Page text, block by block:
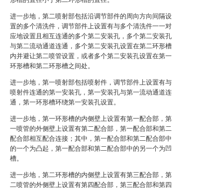
进一步地，第二喷射部包括沿调节部件的周向方向间隔设
置的多个清洗件，调节部件上设置有与多个清洗件一一对
应地设置且相互连通的多个第二安装孔，多个第二安装孔
与第二流动通道连通，多个第二安装孔设置在第二环形槽
内并避让第二喷管设置，或者多个第二安装孔设置在第一
环形槽和第二环形槽之间处。
进一步地，第一喷射部包括喷射件，调节部件上设置有与
喷射件连通的第一安装孔，第一安装孔与第一流动通道连
通，第一环形槽环绕第一安装孔设置。
进一步地，第一环形槽的内侧壁上设置有第一配合部，第
一喷管的外侧壁上设置有第二配合部，第一配合部和第二
配合部相互配合连接；其中，第一配合部和第二配合部中
的一个为凸起，第一配合部和第二配合部中的另一个为凹
槽。
进一步地，第二环形槽的内侧壁上设置有第三配合部，第
二喷管的外侧壁上设置有第四配合部，第三配合部和第四